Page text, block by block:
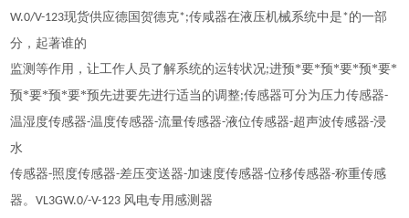
W.0/V-123现货供应德国贺德克*;传咸器在液压机械系统中是*的一部
分，起著谁的
监测等作用，让工作人员了解系统的运转状况;进预*要*预*要*预*要*
预*要*预*要*预先进要先进行适当的调整;传感器可分为压力传感器-
温湿度传感器-温度传感器-流量传感器-液位传感器-超声波传感器-浸
水
传感器-照度传感器-差压变送器-加速度传感器-位移传感器-称重传感
器。VL3GW.0/-V-123 风电专用感测器